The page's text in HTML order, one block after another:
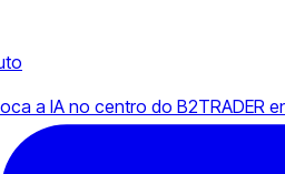
a IA no centro do B2TRADER